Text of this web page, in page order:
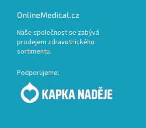
OnlineMedical.cz
Naše společnost se zabývá
prodejem zdravotnického
sortimentu.
Podporujeme: